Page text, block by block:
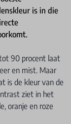
is in die
90 procent laat
en mist. Maar
is de kleur van de
ziet in het
oranje en roze